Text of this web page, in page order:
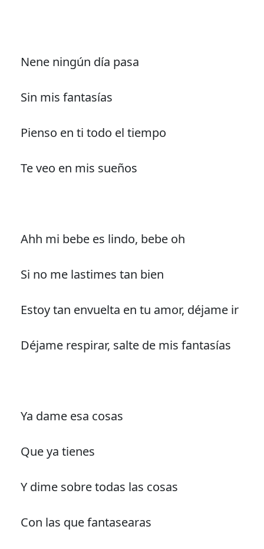
Nene ningún día pasa
Sin mis fantasías
Pienso en ti todo el tiempo
Te veo en mis sueños
Ahh mi bebe es lindo, bebe oh
Si no me lastimes tan bien
Estoy tan envuelta en tu amor, déjame ir
Déjame respirar, salte de mis fantasías
Ya dame esa cosas
Que ya tienes
Y dime sobre todas las cosas
Con las que fantasearas